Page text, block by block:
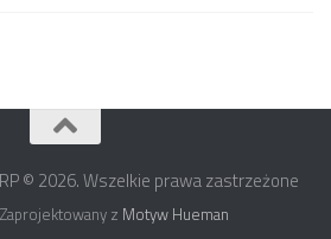
© 2026. Wszelkie prawa zastrzeżone
z Motyw Hueman